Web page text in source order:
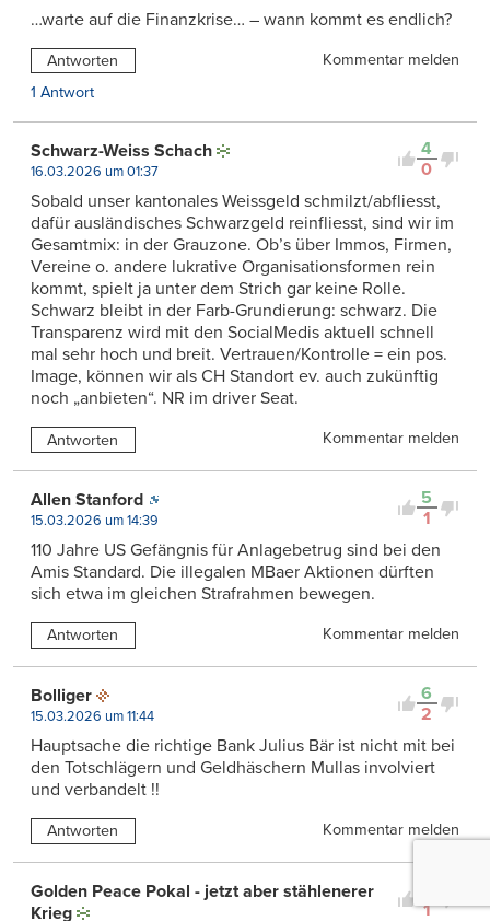
…warte auf die Finanzkrise… – wann kommt es endlich?
Antworten
Kommentar melden
1 Antwort
4
0
Schwarz-Weiss Schach
16.03.2026 um 01:37
Sobald unser kantonales Weissgeld schmilzt/abfliesst,
dafür ausländisches Schwarzgeld reinfliesst, sind wir im
Gesamtmix: in der Grauzone. Ob’s über Immos, Firmen,
Vereine o. andere lukrative Organisationsformen rein
kommt, spielt ja unter dem Strich gar keine Rolle.
Schwarz bleibt in der Farb-Grundierung: schwarz. Die
Transparenz wird mit den SocialMedis aktuell schnell
mal sehr hoch und breit. Vertrauen/Kontrolle = ein pos.
Image, können wir als CH Standort ev. auch zukünftig
noch „anbieten“. NR im driver Seat.
Antworten Kommentar melden
5
1
Allen Stanford
15.03.2026 um 14:39
110 Jahre US Gefängnis für Anlagebetrug sind bei den
Amis Standard. Die illegalen MBaer Aktionen dürften
sich etwa im gleichen Strafrahmen bewegen.
Antworten Kommentar melden
6
2
Bolliger
15.03.2026 um 11:44
Hauptsache die richtige Bank Julius Bär ist nicht mit bei
den Totschlägern und Geldhäschern Mullas involviert
und verbandelt !!
Antworten Kommentar melden
1
Golden Peace Pokal - jetzt aber stählenerer
Krieg